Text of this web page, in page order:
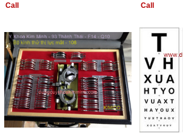
Call Call